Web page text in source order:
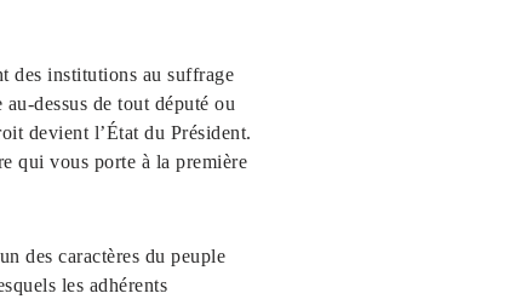
institutions au suffrage
dessus de tout député ou
devient l’État du Président.
qui vous porte à la première
des caractères du peuple
les adhérents